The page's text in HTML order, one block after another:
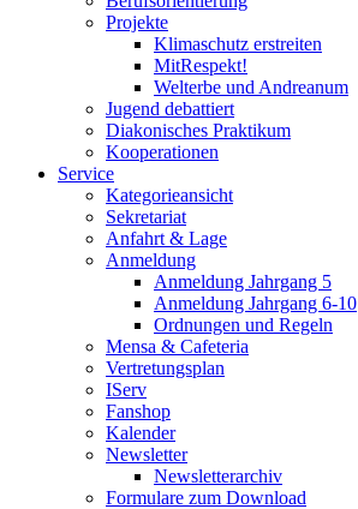
Projekte
Klimaschutz erstreiten
MitRespekt!
Welterbe und Andreanum
Jugend debattiert
Diakonisches Praktikum
Kooperationen
Service
Kategorieansicht
Sekretariat
Anfahrt & Lage
Anmeldung
Anmeldung Jahrgang 5
Anmeldung Jahrgang 6-10
Ordnungen und Regeln
Mensa & Cafeteria
Vertretungsplan
IServ
Fanshop
Kalender
Newsletter
Newsletterarchiv
Formulare zum Download